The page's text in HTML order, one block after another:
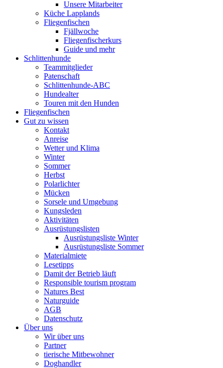
Unsere Mitarbeiter
Küche Lapplands
Fliegenfischen
Fjällwoche
Fliegenfischerkurs
Guide und mehr
Schlittenhunde
Teammitglieder
Patenschaft
Schlittenhunde-ABC
Hundealter
Touren mit den Hunden
Fliegenfischen
Gut zu wissen
Kontakt
Anreise
Wetter und Klima
Winter
Sommer
Herbst
Polarlichter
Mücken
Sorsele und Umgebung
Kungsleden
Aktivitäten
Ausrüstungslisten
Ausrüstungsliste Winter
Ausrüstungsliste Sommer
Materialmiete
Lesetipps
Damit der Betrieb läuft
Responsible tourism program
Natures Best
Naturguide
AGB
Datenschutz
Über uns
Wir über uns
Partner
tierische Mitbewohner
Doghandler